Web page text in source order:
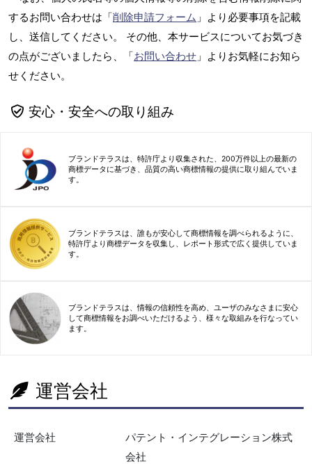
するお問い合わせは「削除申請フォーム 」より必要事項を記載
し、送信してください。 その他、本サービスについてお気づき
の点がございましたら、「お問い合わせ 」よりお気軽にお知ら
せください。
安心・安全への取り組み
ブランドテラスは、特許庁より収集された、200万件以上の最新の
商標データに基づき、品質の高い商標情報の提供に取り組んでいま
す。
ブランドテラスは、誰もが安心して商標情報を調べられるように、
特許庁より商標データを収集し、レポート形式で広く提供していま
す。
ブランドテラスは、情報の信頼性を高め、ユーザのみなさまに安心
して商標情報をお調べいただけるよう、様々な取組みを行なってい
ます。
運営会社
運営会社
パテント・インテグレーション株式
会社